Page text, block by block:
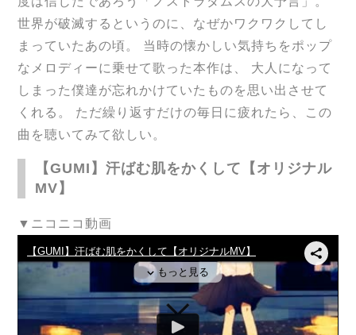
世界が破滅するというのに、なぜかワクワクしてし
まっていたあの頃。 当時の懐かしい気持ちをポップ
なメロディーに乗せて歌った本作は、 大人になって
しまった僕達が忘れかけていたものを思い出させて
くれる。 ただ繰り返すだけの毎日に疲れたら、この
曲を聴いてみて欲しい。
【GUMI】汗ばむ肌をかくして【オリジナル
MV】
▼ニコニコ動画